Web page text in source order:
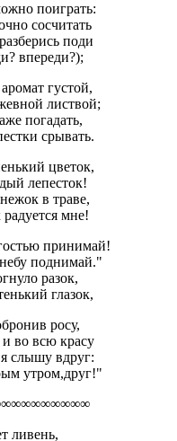
поиграть:
сосчитать
поди
впереди?);
густой,
листвой;
погадать,
срывать.
цветок,
лепесток!
в траве,
мне!
принимай!
поднимай."
разок,
глазок,
росу,
и во всю красу
слышу вдруг:
утром,друг!"
ливень,